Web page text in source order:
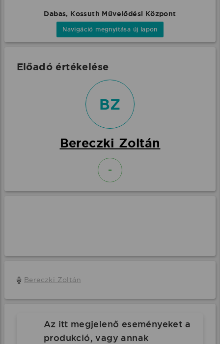
Dabas, Kossuth Művelődési Központ
Navigáció megnyitása új lapon
Előadó értékelése
BZ
Bereczki Zoltán
-
Bereczki Zoltán
Az itt megjelenő eseményeket a
produkció, vagy annak